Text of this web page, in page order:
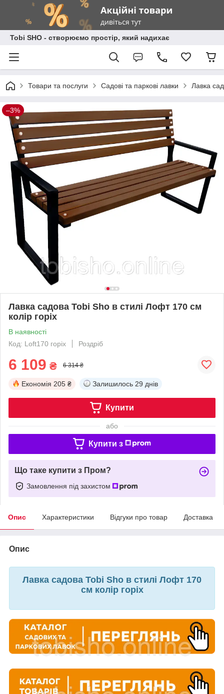
Tobi SHO - створюємо простір, який надихає
Товари та послуги Садові та паркові лавки Лавка
–3%
Лавка садова Tobi Sho в стилі Лофт 170 см
колір горіх
В наявності
Код: Loft170 горіх
Роздріб
6 109 ₴ 6 314 ₴
Економія 205 ₴ Залишилось 29 днів
Купити
або
Купити з
Що таке купити з Пром?
Замовлення під захистом
Опис Характеристики Відгуки про товар Доставка
Опис
Лавка садова Tobi Sho в стилі Лофт 170
см колір горіх